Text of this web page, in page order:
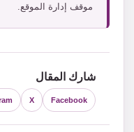
موقف إدارة الموقع.
شارك المقال
Facebook
X